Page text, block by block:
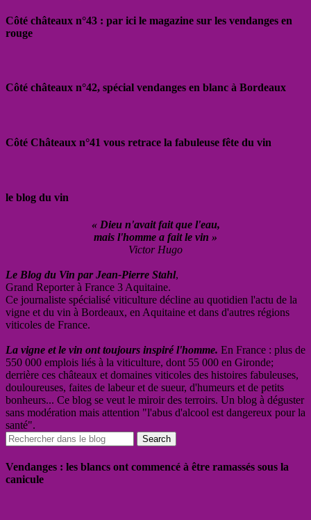
Côté châteaux n°43 : par ici le magazine sur les vendanges en
rouge
Côté châteaux n°42, spécial vendanges en blanc à Bordeaux
Côté Châteaux n°41 vous retrace la fabuleuse fête du vin
le blog du vin
« Dieu n'avait fait que l'eau,
mais l'homme a fait le vin »
Victor Hugo
Le Blog du Vin par Jean-Pierre Stahl,
Grand Reporter à France 3 Aquitaine.
Ce journaliste spécialisé viticulture décline au quotidien l'actu de la
vigne et du vin à Bordeaux, en Aquitaine et dans d'autres régions
viticoles de France.
La vigne et le vin ont toujours inspiré l'homme. En France : plus de
550 000 emplois liés à la viticulture, dont 55 000 en Gironde;
derrière ces châteaux et domaines viticoles des histoires fabuleuses,
douloureuses, faites de labeur et de sueur, d'humeurs et de petits
bonheurs... Ce blog se veut le miroir des terroirs. Un blog à déguster
sans modération mais attention "l'abus d'alcool est dangereux pour la
santé".
Vendanges : les blancs ont commencé à être ramassés sous la
canicule